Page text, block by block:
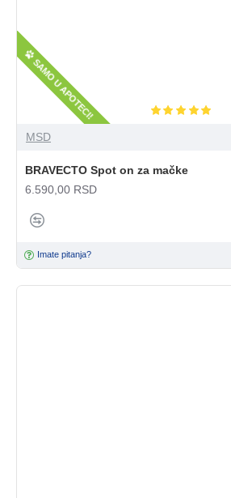
SAMO U APOTECI!
MSD
BRAVECTO Spot on za mačke
6.590,00 RSD
Imate pitanja?